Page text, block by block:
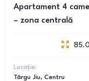
Apartament 4
– zona centrală
Locație:
Târgu Jiu, Centru